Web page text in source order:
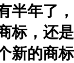
半年了
标，还
新的商